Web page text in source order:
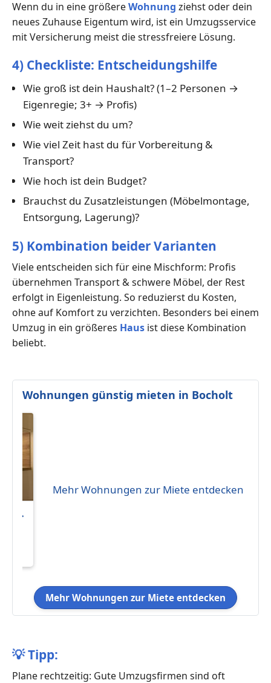
Wenn du in eine größereWohnung ziehst oder dein
neues Zuhause Eigentum wird, ist ein Umzugsservice
mit Versicherung meist die stressfreiere Lösung.
4) Checkliste: Entscheidungshilfe
Wie groß ist dein Haushalt? (1–2 Personen →
Eigenregie; 3+ → Profis)
Wie weit ziehst du um?
Wie viel Zeit hast du für Vorbereitung &
Transport?
Wie hoch ist dein Budget?
Brauchst du Zusatzleistungen (Möbelmontage,
Entsorgung, Lagerung)?
5) Kombination beider Varianten
Viele entscheiden sich für eine Mischform: Profis
übernehmen Transport & schwere Möbel, der Rest
erfolgt in Eigenleistung. So reduzierst du Kosten,
ohne auf Komfort zu verzichten. Besonders bei einem
Umzug in ein größeres Haus ist diese Kombination
beliebt.
Wohnungen günstig mieten in Bocholt
Mehr Wohnungen zur Miete entdecken
Mehr Wohnungen zur Miete entdecken
💡Tipp:
Plane rechtzeitig: Gute Umzugsfirmen sind oft